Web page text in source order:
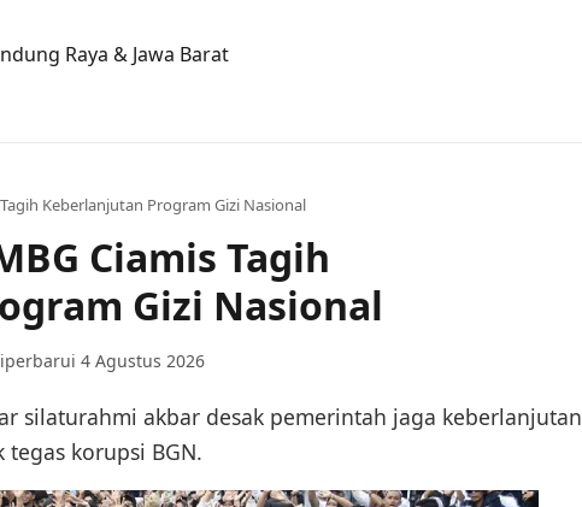
Raya & Jawa Barat
Keberlanjutan Program Gizi Nasional
Ciamis Tagih
Gizi Nasional
4 Agustus 2026
silaturahmi akbar desak pemerintah jaga keberlanjutan
korupsi BGN.